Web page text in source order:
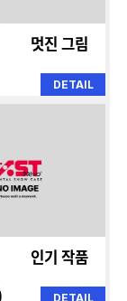
멋진 그림
DETAIL
인기 작품
DETAIL